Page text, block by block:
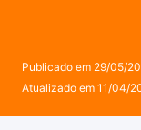
Publicado em 29/05/
Atualizado em 11/04/